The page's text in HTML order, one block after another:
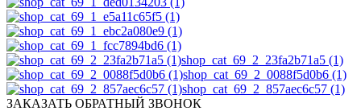
shop_cat_69_2_23fa2b71a5 (1)
shop_cat_69_2_0088f5d0b6 (1)
shop_cat_69_2_857aec6c57 (1)
ЗАКАЗАТЬ ОБРАТНЫЙ ЗВОНОК